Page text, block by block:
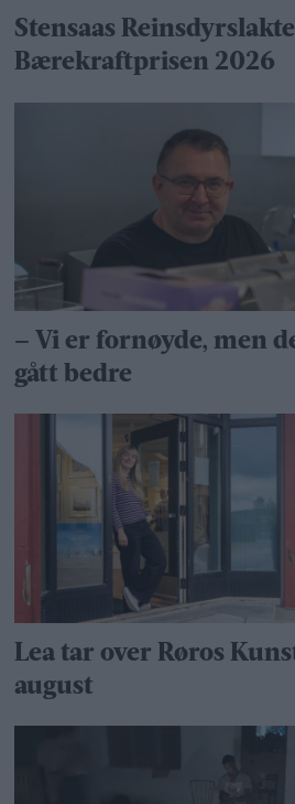
Stensaas
Bærekraftprisen 2026
– Vi er fornøyde, men
gått bedre
Lea tar over Røros
august